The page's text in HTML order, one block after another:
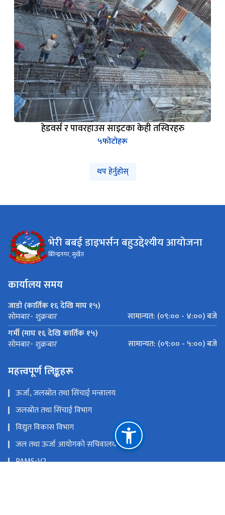
हेडवर्स र पावरहाउस साइटका केही तस्विरहरु
५फोटोहरू
थप हेर्नुहोस्
भेरी बबई डाइभर्सन बहुउद्देश्यीय आयोजना
बिरेन्द्रनगर, सुर्खेत
कार्यालय समय
जाडो (कार्तिक १६ देखि माघ १५)
सोमबार- शुक्रबार
सामान्यत: (०९:०० - ४:००) बजे
गर्मी (माघ १६ देखि कार्तिक १५)
सोमबार- शुक्रबार सामान्यत: (०९:०० - ५:००) बजे
महत्त्वपूर्ण लिङ्कहरू
ऊर्जा, जलस्रोत तथा सिंचाई मन्त्रालय
जलस्रोत तथा सिंचाई विभाग
विद्युत विकास विभाग
जल तथा ऊर्जा आयोगको सचिवालय
PAMS-V2